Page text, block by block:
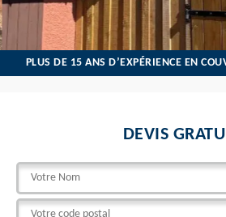
PLUS DE 15 ANS D’EXPÉRIENCE EN
DEVIS